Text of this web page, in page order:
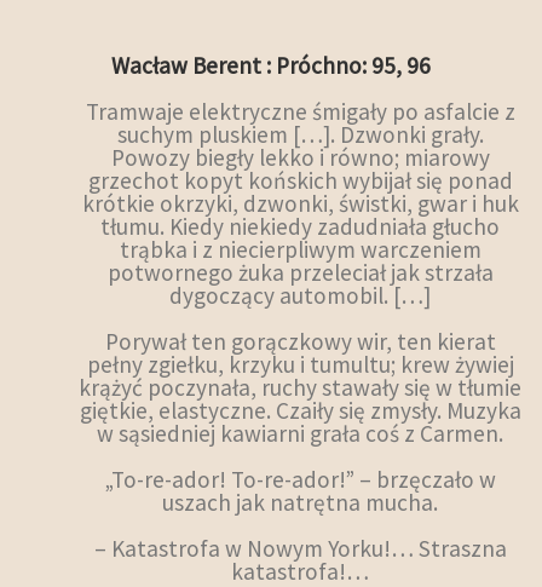
Wacław Berent : Próchno: 95, 96
Tramwaje elektryczne śmigały po asfalcie z
suchym pluskiem […]. Dzwonki grały.
Powozy biegły lekko i równo; miarowy
grzechot kopyt końskich wybijał się ponad
krótkie okrzyki, dzwonki, świstki, gwar i huk
tłumu. Kiedy niekiedy zadudniała głucho
trąbka i z niecierpliwym warczeniem
potwornego żuka przeleciał jak strzała
dygoczący automobil. […]
Porywał ten gorączkowy wir, ten kierat
pełny zgiełku, krzyku i tumultu; krew żywiej
krążyć poczynała, ruchy stawały się w tłumie
giętkie, elastyczne. Czaiły się zmysły. Muzyka
w sąsiedniej kawiarni grała coś z Carmen.
„To-re-ador! To-re-ador!” – brzęczało w
uszach jak natrętna mucha.
– Katastrofa w Nowym Yorku!… Straszna
katastrofa!…